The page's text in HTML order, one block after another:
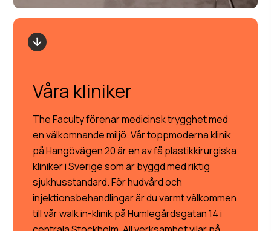
Våra kliniker
The Faculty förenar medicinsk trygghet med
en välkomnande miljö. Vår toppmoderna klinik
på Hangövägen 20 är en av få plastikkirurgiska
kliniker i Sverige som är byggd med riktig
sjukhusstandard. För hudvård och
injektionsbehandlingar är du varmt välkommen
till vår walk in-klinik på Humlegårdsgatan 14 i